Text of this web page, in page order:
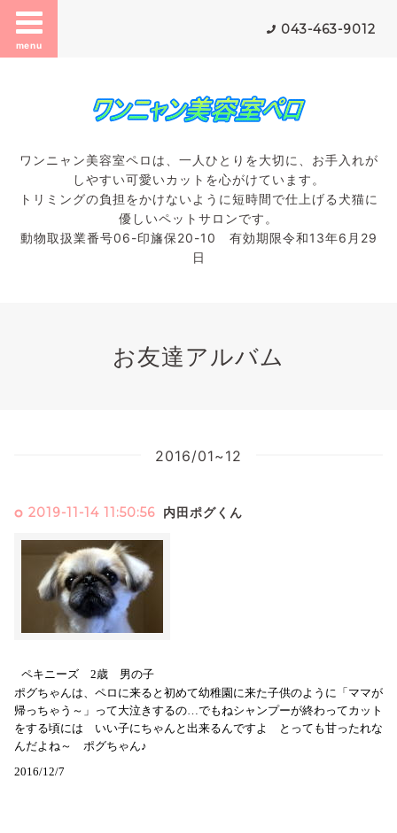
menu
043-463-9012
ワンニャン美容室ペロは、一人ひとりを大切に、お手入れが
しやすい可愛いカットを心がけています。
トリミングの負担をかけないように短時間で仕上げる犬猫に
優しいペットサロンです。
動物取扱業番号06-印旛保20-10 有効期限令和13年6月29
日
お友達アルバム
2016/01~12
2019-11-14 11:50:56 内田ポグくん
ペキニーズ 2歳 男の子
ポグちゃんは、ペロに来ると初めて幼稚園に来た子供のように「ママが
帰っちゃう～」って大泣きするの…でもねシャンプーが終わってカット
をする頃には いい子にちゃんと出来るんですよ とっても甘ったれな
んだよね～ ポグちゃん♪
2016/12/7